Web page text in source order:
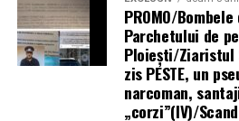
— dar nu ca tratament de
Mesajul final pentru femeile cu
dorința de sarcină
electrice — și
capacitatea
infrastructurii
PROMO/
Parchetului de
Ploieşti/Ziaristul
zis PESTE, un
narcoman,
„corzi”(IV)/